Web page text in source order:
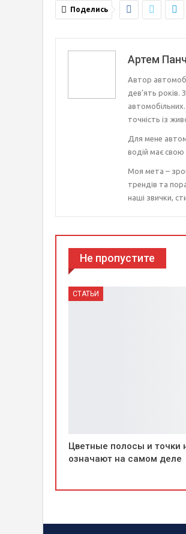
Поделись
Артем
Автор
дев’ять років.
точність із
Для мене
водій має свою
Моя мета –
трендів та
наші звички,
Не пропустите
СТАТЬИ
Цветные полосы и точки
означают на самом деле